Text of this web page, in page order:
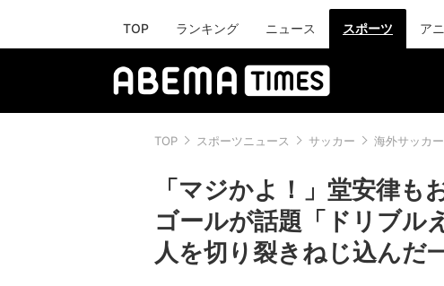
TOP ランキング ニュース スポーツ ア
TOP スポーツニュース サッカー 海外サッカー
「マジかよ！」堂安律
ゴールが話題「ドリブル
人を切り裂きねじ込んだ